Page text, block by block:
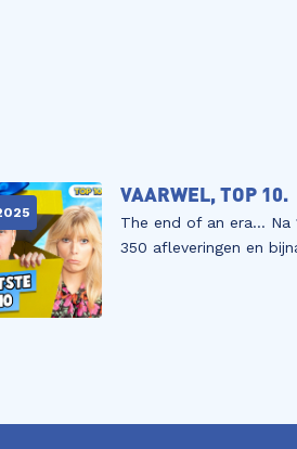
VAARWEL, TOP 10.
The end of an era… Na
350 afleveringen en